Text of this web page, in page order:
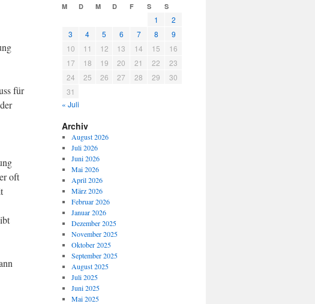
für
oft
M D M D F S S
1
2
3
4 5 6 7 8
9
10
11 12 13 14 15
16
17
18 19 20 21 22
23
24
25 26 27 28 29
30
31
« Juli
Archiv
August 2026
Juli 2026
Juni 2026
Mai 2026
April 2026
März 2026
Februar 2026
Januar 2026
Dezember 2025
November 2025
Oktober 2025
September 2025
August 2025
Juli 2025
Juni 2025
Mai 2025